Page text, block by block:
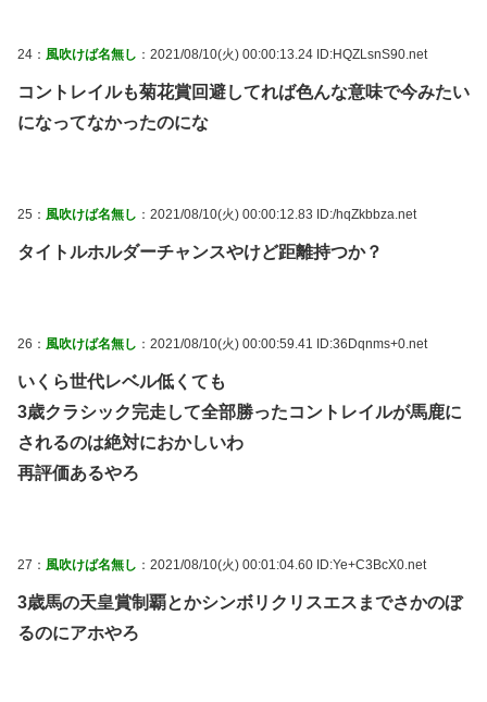
24： 風吹けば名無し ：2021/08/10(火) 00:00:13.24 ID:HQZLsnS90.net
コントレイルも菊花賞回避してれば色んな意味で今みたい
になってなかったのにな
25： 風吹けば名無し ：2021/08/10(火) 00:00:12.83 ID:/hqZkbbza.net
タイトルホルダーチャンスやけど距離持つか？
26： 風吹けば名無し ：2021/08/10(火) 00:00:59.41 ID:36Dqnms+0.net
いくら世代レベル低くても
3歳クラシック完走して全部勝ったコントレイルが馬鹿に
されるのは絶対におかしいわ
再評価あるやろ
27： 風吹けば名無し ：2021/08/10(火) 00:01:04.60 ID:Ye+C3BcX0.net
3歳馬の天皇賞制覇とかシンボリクリスエスまでさかのぼ
るのにアホやろ